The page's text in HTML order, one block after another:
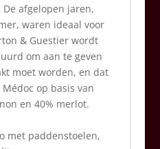
afgelopen jaren,
waren ideaal voor
& Guestier wordt
om aan te geven
moet worden, en dat
op basis van
en 40% merlot.
met paddenstoelen,